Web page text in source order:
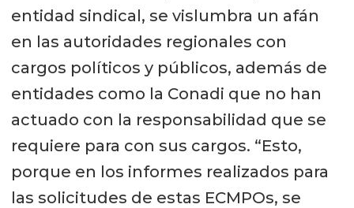
entidad sindical, se vislumbra un afán
en las autoridades regionales con
cargos políticos y públicos, además de
entidades como la Conadi que no han
actuado con la responsabilidad que se
requiere para con sus cargos. “Esto,
porque en los informes realizados para
las solicitudes de estas ECMPOs, se